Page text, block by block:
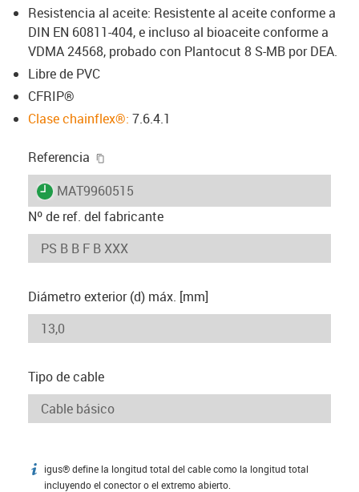
Resistencia al aceite: Resistente al aceite conforme a
DIN EN 60811-404, e incluso al bioaceite conforme a
VDMA 24568, probado con Plantocut 8 S-MB por DEA.
Libre de PVC
CFRIP®
Clase chainflex®: 7.6.4.1
Referencia
igus-icon-lieferzeit
MAT9960515
Nº de ref. del fabricante
Diámetro exterior (d) máx. [mm]
Tipo de cable
igus-icon-info
igus® define la longitud total del cable como la longitud total
incluyendo el conector o el extremo abierto.